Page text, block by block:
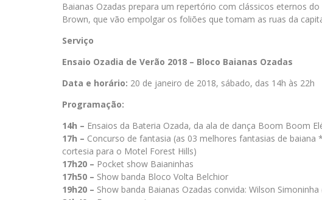
Baianas Ozadas prepara um repertório com clássicos eternos
Brown, que vão empolgar os foliões que tomam as ruas da
Serviço
Ensaio Ozadia de Verão 2018 – Bloco Baianas Ozadas
Data e horário: 20 de janeiro de 2018, sábado, das 14h às 22h
Programação:
14h – Ensaios da Bateria Ozada, da ala de dança Boom Boom
17h – Concurso de fantasia (as 03 melhores fantasias de
cortesia para o Motel Forest Hills)
17h20 – Pocket show Baianinhas
17h50 – Show banda Bloco Volta Belchior
19h20 – Show banda Baianas Ozadas convida: Wilson Simoninha